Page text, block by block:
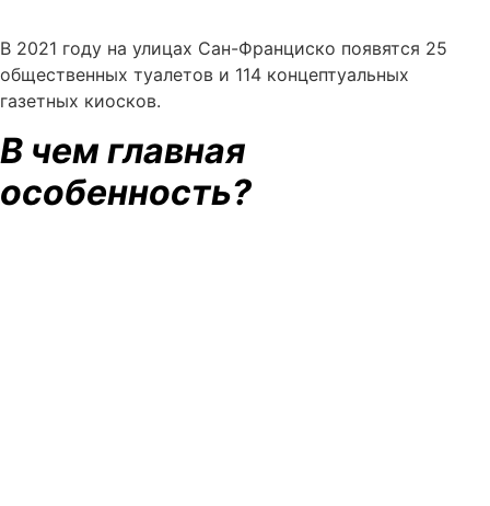
В 2021 году на улицах Сан-Франциско появятся 25
общественных туалетов и 114 концептуальных
газетных киосков.
В чем главная
особенность?